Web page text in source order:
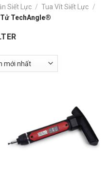
Siết Lực / Tua Vít Siết Lực /
TechAngle®